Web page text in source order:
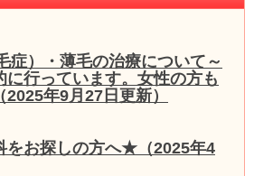
症）・薄毛の治療について～
に行っています。女性の方も
年9月27日更新）
お探しの方へ★（2025年4